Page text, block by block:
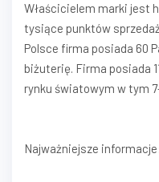
Właścicielem marki jest
tysiące punktów
Polsce firma posiada 60
biżuterię. Firma posiada
rynku światowym w tym
Najważniejsze